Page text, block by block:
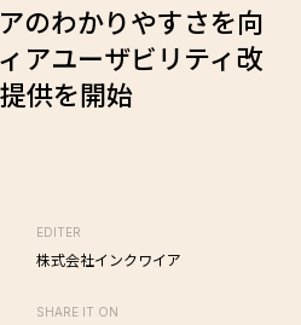
のわかりやすさを向
アユーザビリティ改
供を開始
EDITER
株式会社インクワイア
SHARE IT ON